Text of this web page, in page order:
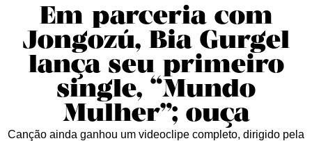
Em parceria com
Jongozú, Bia Gurgel
lança seu primeiro
single, “Mundo
Mulher”; ouça
Canção ainda ganhou um videoclipe completo, dirigido pela